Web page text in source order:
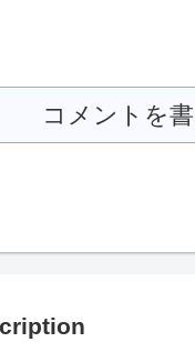
コメントを